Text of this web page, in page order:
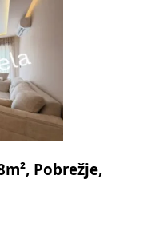
Pobrežje,